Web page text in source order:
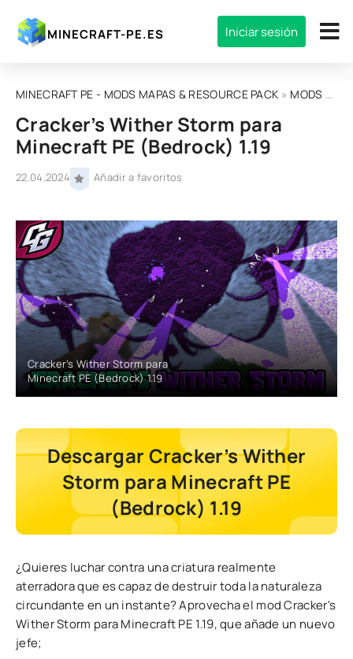
MINECRAFT-PE.ES Iniciar sesión
MINECRAFT PE - MODS MAPAS & RESOURCE PACK » MODS
Cracker’s Wither Storm para
Minecraft PE (Bedrock) 1.19
22.04.2024 Añadir a favoritos
Cracker’s Wither Storm para
Minecraft PE (Bedrock) 1.19
Descargar Cracker’s Wither
Storm para Minecraft PE
(Bedrock) 1.19
¿Quieres luchar contra una criatura realmente
aterradora que es capaz de destruir toda la naturaleza
circundante en un instante? Aprovecha el mod Cracker's
Wither Storm para Minecraft PE 1.19, que añade un nuevo
jefe;